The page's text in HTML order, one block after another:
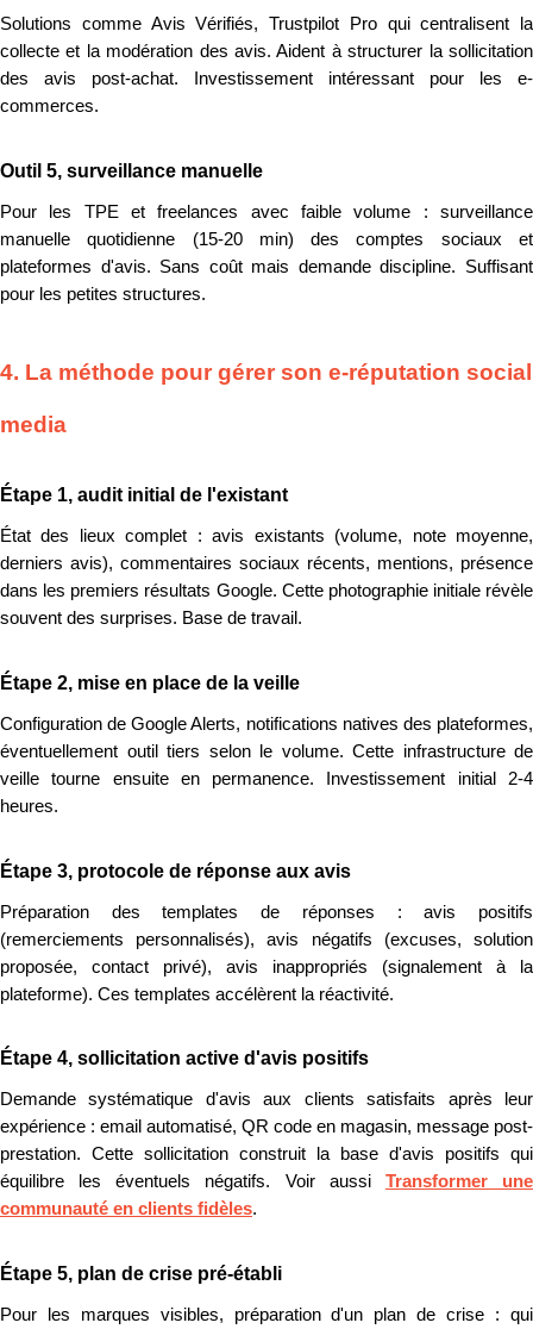
Solutions comme Avis Vérifiés, Trustpilot Pro qui centralisent la
collecte et la modération des avis. Aident à structurer la sollicitation
des avis post-achat. Investissement intéressant pour les e-
commerces.
Outil 5, surveillance manuelle
Pour les TPE et freelances avec faible volume : surveillance
manuelle quotidienne (15-20 min) des comptes sociaux et
plateformes d'avis. Sans coût mais demande discipline. Suffisant
pour les petites structures.
4. La méthode pour gérer son e-réputation social
media
Étape 1, audit initial de l'existant
État des lieux complet : avis existants (volume, note moyenne,
derniers avis), commentaires sociaux récents, mentions, présence
dans les premiers résultats Google. Cette photographie initiale révèle
souvent des surprises. Base de travail.
Étape 2, mise en place de la veille
Configuration de Google Alerts, notifications natives des plateformes,
éventuellement outil tiers selon le volume. Cette infrastructure de
veille tourne ensuite en permanence. Investissement initial 2-4
heures.
Étape 3, protocole de réponse aux avis
Préparation des templates de réponses : avis positifs
(remerciements personnalisés), avis négatifs (excuses, solution
proposée, contact privé), avis inappropriés (signalement à la
plateforme). Ces templates accélèrent la réactivité.
Étape 4, sollicitation active d'avis positifs
Demande systématique d'avis aux clients satisfaits après leur
expérience : email automatisé, QR code en magasin, message post-
prestation. Cette sollicitation construit la base d'avis positifs qui
équilibre les éventuels négatifs. Voir aussi Transformer une
communauté en clients fidèles.
Étape 5, plan de crise pré-établi
Pour les marques visibles, préparation d'un plan de crise : qui